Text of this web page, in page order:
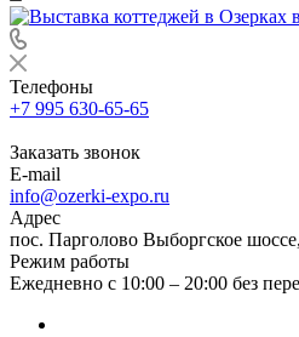
Телефоны
+7 995 630-65-65
Заказать звонок
E-mail
info@ozerki-expo.ru
Адрес
пос. Парголово Выборгское
Режим работы
Ежедневно с 10:00 – 20:00 без